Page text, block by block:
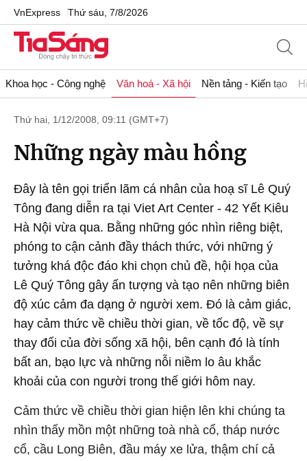
VnExpress Thứ sáu, 7/8/2026
Khoa học - Công nghệ Văn hoá - Xã hội Nền tảng - Kiến tạo
Thứ hai, 1/12/2008, 09:11 (GMT+7)
Những ngày màu hồng
Đây là tên gọi triển lãm cá nhân của hoạ sĩ Lê Quý
Tông đang diễn ra tại Viet Art Center - 42 Yết Kiêu
Hà Nội vừa qua. Bằng những góc nhìn riêng biệt,
phóng to cận cảnh đầy thách thức, với những ý
tưởng khá độc đáo khi chọn chủ đề, hội họa của
Lê Quý Tông gây ấn tượng và tạo nên những biên
độ xúc cảm đa dạng ở người xem. Đó là cảm giác,
hay cảm thức về chiều thời gian, về tốc độ, về sự
thay đổi của đời sống xã hội, bên cạnh đó là tính
bất an, bạo lực và những nỗi niềm lo âu khắc
khoải của con người trong thế giới hôm nay.
Cảm thức về chiều thời gian hiện lên khi chúng ta
nhìn thấy mồn một những toà nhà cổ, tháp nước
cổ, cầu Long Biên, đầu máy xe lửa, thậm chí cả